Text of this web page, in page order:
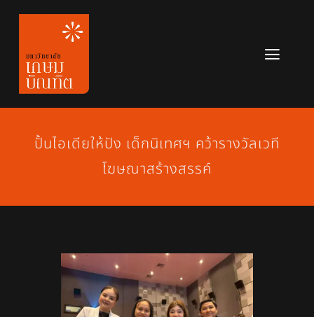
Skip
content
หลักสูตร
ข่าวสาร
เกี่ยวกับมหาวิทยาลัย
สมัครเรียน
ปั้นไอเดียให้ปัง เด็กนิเทศฯ คว้ารางวัลเวที
โฆษณาสร้างสรรค์